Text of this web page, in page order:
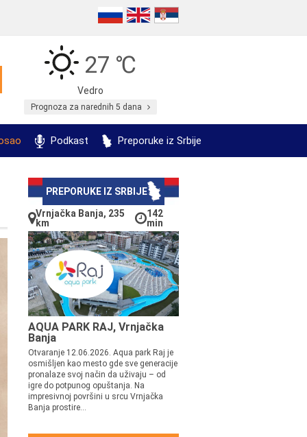
27 ℃
Vedro
Prognoza za narednih 5 dana
Podkast Preporuke iz Srbije
PREPORUKE IZ SRBIJE
Vrnjačka Banja, 235
km
142
min
AQUA PARK RAJ, Vrnjačka
Banja
Otvaranje 12.06.2026. Aqua park Raj je
osmišljen kao mesto gde sve generacije
pronalaze svoj način da uživaju – od
igre do potpunog opuštanja. Na
impresivnoj površini u srcu Vrnjačka
Banja prostire...